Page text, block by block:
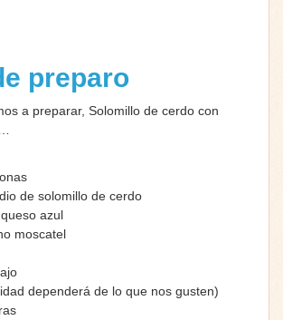
preparo
a preparar, Solomillo de cerdo con
de solomillo de cerdo
azul
moscatel
dependerá de lo que nos gusten)